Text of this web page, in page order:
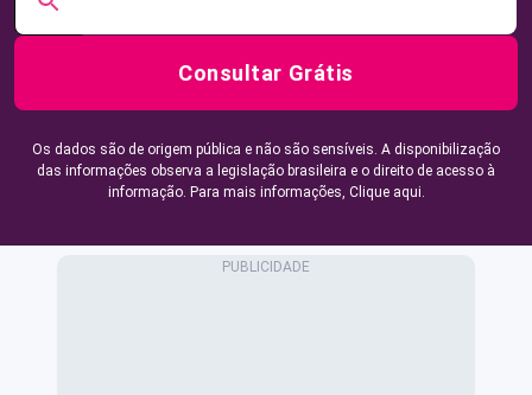
Consultar Grátis
Os dados são de origem pública e não são sensíveis. A disponibilização
das informações observa a legislação brasileira e o direito de acesso à
informação. Para mais informações, Clique aqui.